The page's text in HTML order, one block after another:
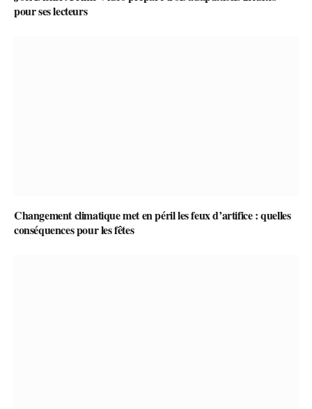
pour ses lecteurs
Changement climatique met en péril les feux d’artifice : quelles
conséquences pour les fêtes